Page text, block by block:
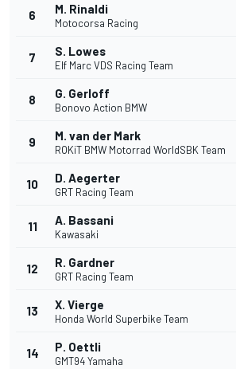
6 M. Rinaldi
Motocorsa Racing
7 S. Lowes
Elf Marc VDS Racing Team
8 G. Gerloff
Bonovo Action BMW
9 M. van der Mark
ROKiT BMW Motorrad WorldSBK Team
10 D. Aegerter
GRT Racing Team
11 A. Bassani
Kawasaki
12 R. Gardner
GRT Racing Team
13 X. Vierge
Honda World Superbike Team
14 P. Oettli
GMT94 Yamaha